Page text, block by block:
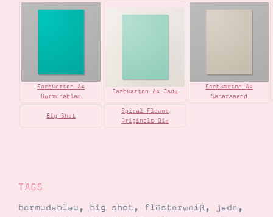
Farbkarton A4
Bermudablau
Farbkarton A4 Jade
Farbkarton A4
Saharasand
Big Shot
Spiral Flower
Originals Die
TAGS
bermudablau, big shot, flüsterweiß, jade,